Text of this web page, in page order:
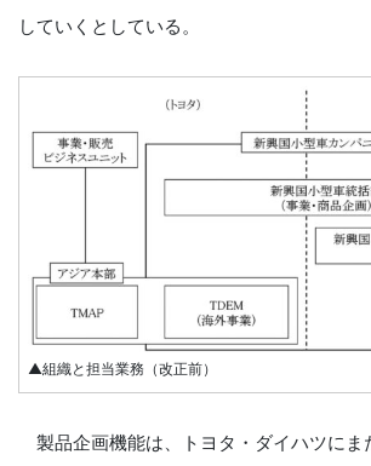
していくとしている。
▲組織と担当業務（改正前）
製品企画機能は、トヨタ・ダイハツにま